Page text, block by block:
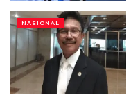
NASIONAL